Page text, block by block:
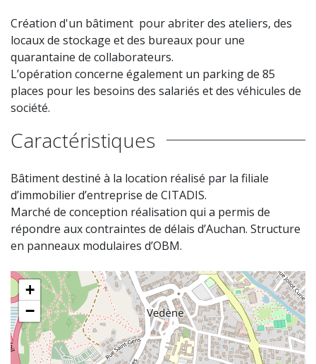
Création d'un bâtiment pour abriter des ateliers, des
locaux de stockage et des bureaux pour une
quarantaine de collaborateurs.
L’opération concerne également un parking de 85
places pour les besoins des salariés et des véhicules de
société.
Caractéristiques
Bâtiment destiné à la location réalisé par la filiale
d’immobilier d’entreprise de CITADIS.
Marché de conception réalisation qui a permis de
répondre aux contraintes de délais d’Auchan. Structure
en panneaux modulaires d’OBM.
+
−